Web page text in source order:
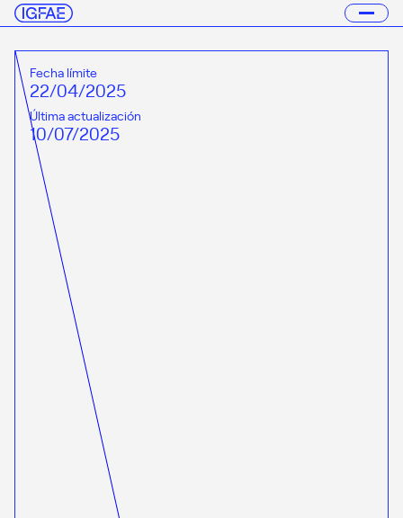
Fecha límite
22/04/2025
Última actualización
10/07/2025